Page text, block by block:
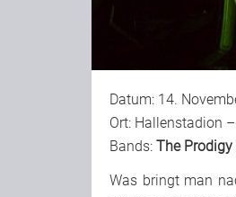
Datum: 14.
Ort: Hallenstadion
Bands: The Prodigy
Was bringt man